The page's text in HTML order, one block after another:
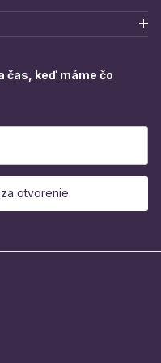
čas, keď máme čo
otvorenie